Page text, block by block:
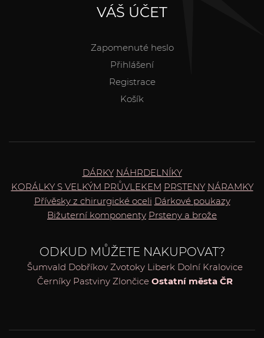
VÁŠ ÚČET
Zapomenuté heslo
Přihlášení
Registrace
Košík
DÁRKY NÁHRDELNÍKY
KORÁLKY S VELKÝM PRŮVLEKEM PRSTENY NÁRAMKY
Přívěsky z chirurgické oceli Dárkové poukazy
Bižuterní komponenty Prsteny a brože
ODKUD MŮŽETE NAKUPOVAT?
Šumvald Dobříkov Zvotoky Liberk Dolní Kralovice
Černíky Pastviny Zlončice Ostatní města ČR